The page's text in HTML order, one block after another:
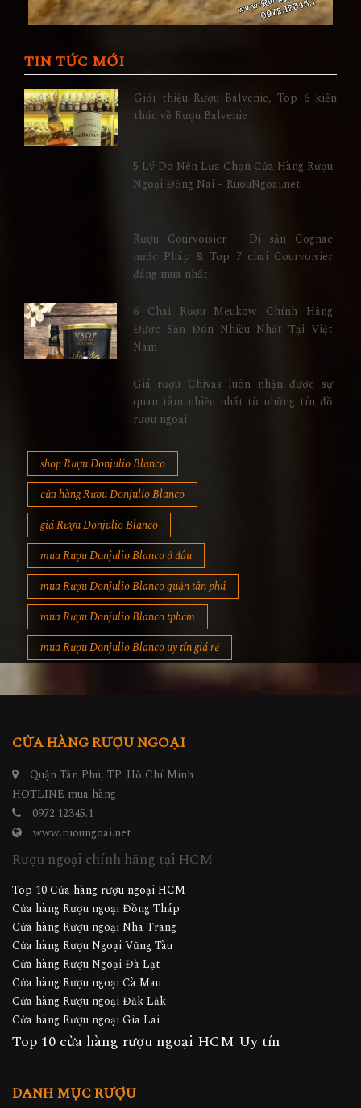
TIN TỨC MỚI
Giới thiệu Rượu Balvenie, Top 6 kiến
thức về Rượu Balvenie
5 Lý Do Nên Lựa Chọn Cửa Hàng Rượu
Ngoại Đồng Nai – RuouNgoai.net
Rượu Courvoisier – Di sản Cognac
nước Pháp & Top 7 chai Courvoisier
đáng mua nhất
6 Chai Rượu Meukow Chính Hãng
Được Săn Đón Nhiều Nhất Tại Việt
Nam
Giá rượu Chivas luôn nhận được sự
quan tâm nhiều nhất từ những tín đồ
rượu ngoại
shop Rượu Donjulio Blanco
cửa hàng Rượu Donjulio Blanco
giá Rượu Donjulio Blanco
mua Rượu Donjulio Blanco ở đâu
mua Rượu Donjulio Blanco quận tân phú
mua Rượu Donjulio Blanco tphcm
mua Rượu Donjulio Blanco uy tín giá rẻ
CỬA HÀNG RƯỢU NGOẠI
Quận Tân Phú, TP. Hồ Chí Minh
HOTLINE mua hàng
0972.12345.1
www.ruoungoai.net
Rượu ngoại chính hãng tại HCM
Top 10 Cửa hàng rượu ngoại HCM
Cửa hàng Rượu ngoại Đồng Tháp
Cửa hàng Rượu ngoại Nha Trang
Cửa hàng Rượu Ngoại Vũng Tàu
Cửa hàng Rượu Ngoại Đà Lạt
Cửa hàng Rượu ngoại Cà Mau
Cửa hàng Rượu ngoại Đăk Lăk
Cửa hàng Rượu ngoại Gia Lai
Top 10 cửa hàng rượu ngoại HCM Uy tín
DANH MỤC RƯỢU